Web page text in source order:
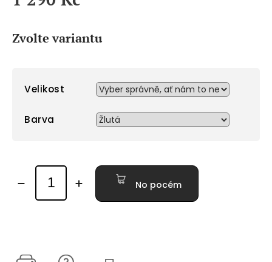
Zvolte variantu
Velikost
Barva
No pocém